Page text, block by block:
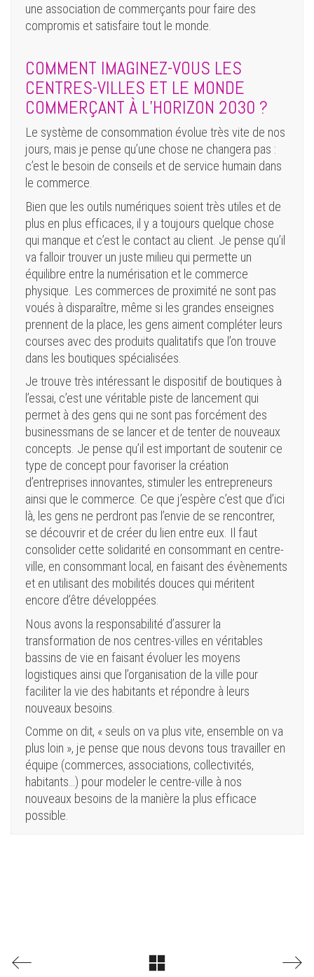
une association de commerçants pour faire des
compromis et satisfaire tout le monde.
COMMENT IMAGINEZ-VOUS LES
CENTRES-VILLES ET LE MONDE
COMMERÇANT À L’HORIZON 2030 ?
Le système de consommation évolue très vite de nos
jours, mais je pense qu’une chose ne changera pas :
c’est le besoin de conseils et de service humain dans
le commerce.
Bien que les outils numériques soient très utiles et de
plus en plus efficaces, il y a toujours quelque chose
qui manque et c’est le contact au client. Je pense qu’il
va falloir trouver un juste milieu qui permette un
équilibre entre la numérisation et le commerce
physique. Les commerces de proximité ne sont pas
voués à disparaître, même si les grandes enseignes
prennent de la place, les gens aiment compléter leurs
courses avec des produits qualitatifs que l’on trouve
dans les boutiques spécialisées.
Je trouve très intéressant le dispositif de boutiques à
l’essai, c’est une véritable piste de lancement qui
permet à des gens qui ne sont pas forcément des
businessmans de se lancer et de tenter de nouveaux
concepts. Je pense qu’il est important de soutenir ce
type de concept pour favoriser la création
d’entreprises innovantes, stimuler les entrepreneurs
ainsi que le commerce. Ce que j’espère c’est que d’ici
là, les gens ne perdront pas l’envie de se rencontrer,
se découvrir et de créer du lien entre eux. Il faut
consolider cette solidarité en consommant en centre-
ville, en consommant local, en faisant des évènements
et en utilisant des mobilités douces qui méritent
encore d’être développées.
Nous avons la responsabilité d’assurer la
transformation de nos centres-villes en véritables
bassins de vie en faisant évoluer les moyens
logistiques ainsi que l’organisation de la ville pour
faciliter la vie des habitants et répondre à leurs
nouveaux besoins.
Comme on dit, « seuls on va plus vite, ensemble on va
plus loin », je pense que nous devons tous travailler en
équipe (commerces, associations, collectivités,
habitants…) pour modeler le centre-ville à nos
nouveaux besoins de la manière la plus efficace
possible.